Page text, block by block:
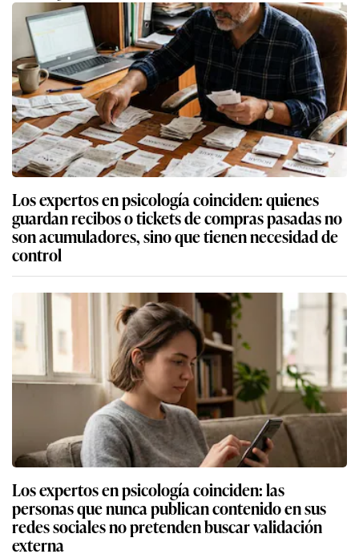
Los expertos en psicología coinciden: quienes
guardan recibos o tickets de compras pasadas no
son acumuladores, sino que tienen necesidad de
control
Los expertos en psicología coinciden: las
personas que nunca publican contenido en sus
redes sociales no pretenden buscar validación
externa